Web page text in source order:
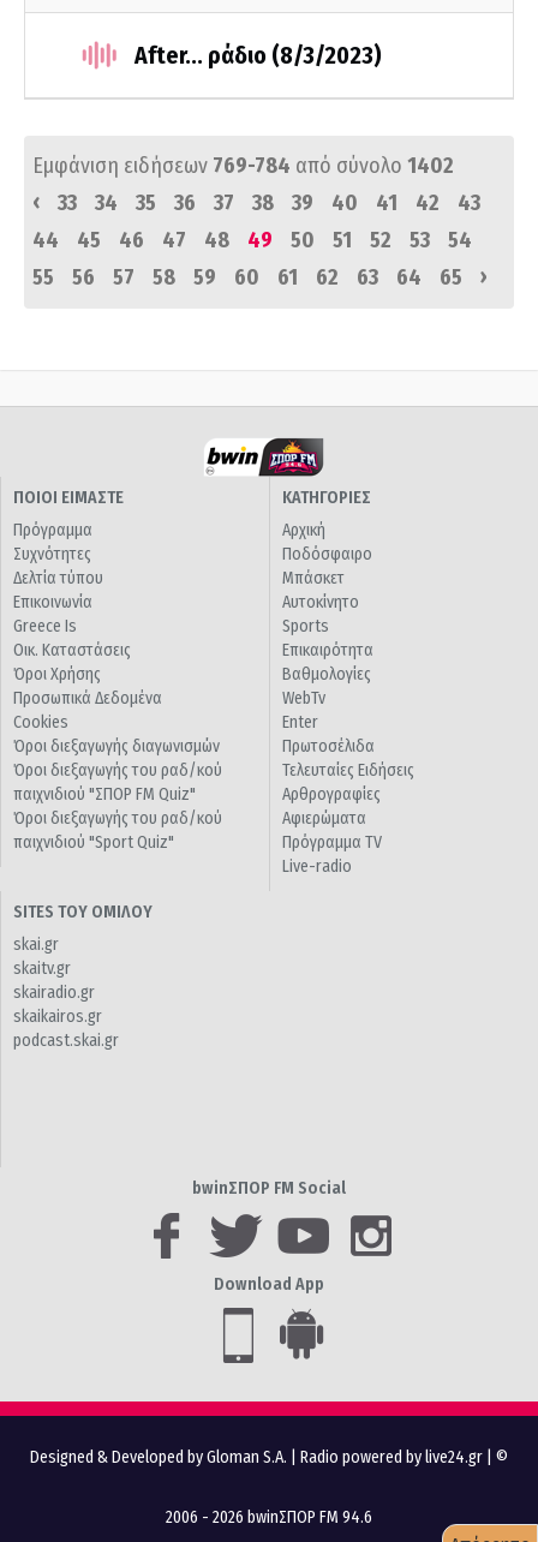
After... ράδιο (8/3/2023)
Εμφάνιση ειδήσεων 769-784 από σύνολο 1402
‹
33 34 35 36 37 38 39 40 41 42
43
44
45 46 47 48 49 50 51 52 53
54
55
56 57 58 59 60 61 62 63 64 65 ›
ΠΟΙΟΙ ΕΙΜΑΣΤΕ
Πρόγραμμα
Συχνότητες
Δελτία τύπου
Επικοινωνία
Greece Is
Οικ. Καταστάσεις
Όροι Χρήσης
Προσωπικά Δεδομένα
Cookies
Όροι διεξαγωγής διαγωνισμών
Όροι διεξαγωγής του ραδ/κού
παιχνιδιού "ΣΠΟΡ FM Quiz"
Όροι διεξαγωγής του ραδ/κού
παιχνιδιού "Sport Quiz"
ΚΑΤΗΓΟΡΙΕΣ
Αρχική
Ποδόσφαιρο
Μπάσκετ
Αυτοκίνητο
Sports
Επικαιρότητα
Βαθμολογίες
WebTv
Enter
Πρωτοσέλιδα
Τελευταίες Ειδήσεις
Αρθρογραφίες
Αφιερώματα
Πρόγραμμα TV
Live-radio
SITES ΤΟΥ ΟΜΙΛΟΥ
skai.gr
skaitv.gr
skairadio.gr
skaikairos.gr
podcast.skai.gr
bwinΣΠΟΡ FM Social
Download App
Designed & Developed by Gloman S.A. Radio powered by live24.gr | ©
2006 - 2026 bwinΣΠΟΡ FM 94.6